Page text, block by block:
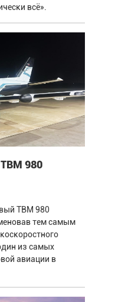
всё».
980
TBM 980
тем самым
из самых
авиации в